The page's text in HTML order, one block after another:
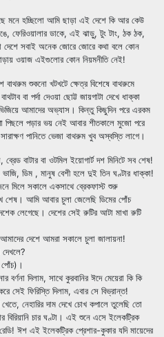
মনে হচ্ছিলো আমি ছাড়া এই দেশে কি আর কেউ
ফেরিওয়ালার ডাকে, এই ঝাড়ু, টুং টাং, ঠক ঠক,
সবাই অনেক জোরে জোরে কথা বলে কোন
ওয়াজ এইগুলোর কোন নিয়মনীতি নেই!
বাথরুম শুকনো খটখটে ক্ষেত্র বিশেষে বাথরুমে
বা পর্দা দেওয়া ছোট্ট জায়গাটা দেখে ধাক্কা
আমাদের অভ্যাস। কিন্তু কিছুদিন পরে এরকম
পিছলে পড়ার ভয় নেই আবার শীতকালে মুজো পরে
পানিতে ভেজা বাথরুম খুব অস্বস্তি লাগে।
বাটার বা ওটমিল ইয়োগার্ট দশ মিনিটে সব শেষ!
ডিম , মানুষ বেশী হলে দুই তিন ঘণ্টার ধাক্কা!
মিলে সকালে একসাথে ব্রেকফাস্ট শুরু
শেষ। আমি আবার চুলা জেলেছি ডিমের পোঁচ
লেগেছে। দেশের সেই রুটির আটা মাখা রুটি
দেশে আমরা সকালে চুলা জালায়না!
পোঁচ)।
দিলাম, সাথে কুরবানির ঈদে মেয়েরা কি কি
সেই ফিরিস্তি দিলাম, এবার সে বিভ্রান্ত!
খেতে, নেহারির দাম দেখে চোখ কপালে তুলেছি তো
বিরিয়ানি চার ঘণ্টা। এই শুনে এসে ইলেকট্রিক
ঈশ এই ইলেকট্রিক প্রেশার-কুকার যদি মায়েদের